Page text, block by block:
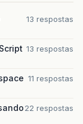
13 respostas
13 respostas
11 respostas
22 respostas